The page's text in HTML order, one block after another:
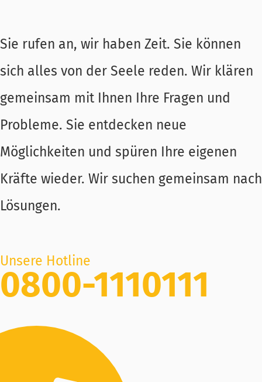
Sie rufen an, wir haben Zeit. Sie können
sich alles von der Seele reden. Wir klären
gemeinsam mit Ihnen Ihre Fragen und
Probleme. Sie entdecken neue
Möglichkeiten und spüren Ihre eigenen
Kräfte wieder. Wir suchen gemeinsam nach
Lösungen.
Unsere Hotline
0800-1110111